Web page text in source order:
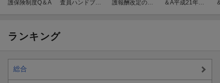
護保険制度Q＆A
査員ハンドブッ
護報酬改定のポ
＆A平成21年改
ランキング
総合